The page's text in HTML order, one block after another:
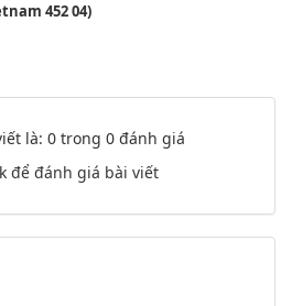
452 04)
là: 0 trong 0 đánh giá
để đánh giá bài viết